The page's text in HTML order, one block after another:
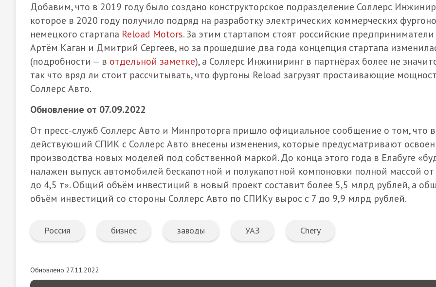
Добавим, что в 2019 году было создано конструкторское подразделение Соллерс
которое в 2020 году получило подряд на разработку электрических коммерческих
немецкого стартапа Reload Motors. За этим стартапом стоят российские предприниматели
Артём Каган и Дмитрий Сергеев, но за прошедшие два года концепция стартапа
(подробности — в отдельной заметке), а Соллерс Инжиниринг в партнёрах более не
так что вряд ли стоит рассчитывать, что фургоны Reload загрузят простаивающие
Соллерс Авто.
Обновление от 07.09.2022
От пресс-служб Соллерс Авто и Минпроторга пришло официальное сообщение о том, что в
действующий СПИК с Соллерс Авто внесены изменения, которые предусматривают
производства новых моделей под собственной маркой. До конца этого года в Елабуге
налажен выпуск автомобилей бескапотной и полукапотной компоновки полной массой
до 4,5 т». Общий объём инвестиций в новый проект составит более 5,5 млрд рублей, а
объём инвестиций со стороны Соллерс Авто по СПИКу вырос с 7 до 9,9 млрд рублей.
Россия бизнес заводы УАЗ Chery
Обновлено 27.11.2022